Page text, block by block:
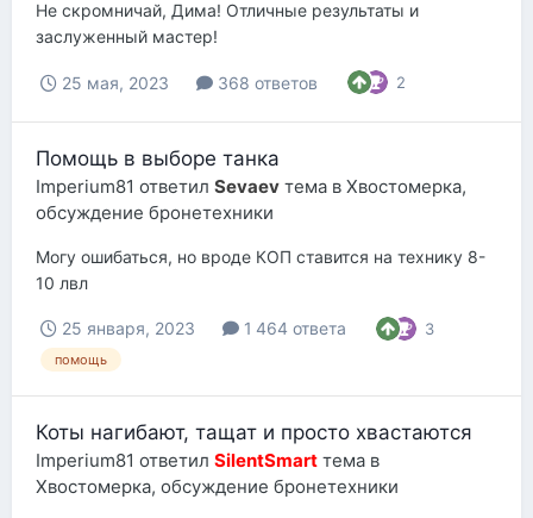
Не скромничай, Дима! Отличные результаты и
заслуженный мастер!
25 мая, 2023 368 ответов 2
Помощь в выборе танка
Imperium81 ответил Sevaev тема в Хвостомерка,
обсуждение бронетехники
Могу ошибаться, но вроде КОП ставится на технику 8-
10 лвл
25 января, 2023 1 464 ответа 3
помощь
Коты нагибают, тащат и просто хвастаются
Imperium81 ответил SilentSmart тема в
Хвостомерка, обсуждение бронетехники